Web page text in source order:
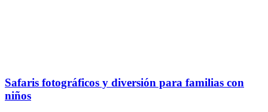
Safaris fotográficos y diversión para familias con
niños